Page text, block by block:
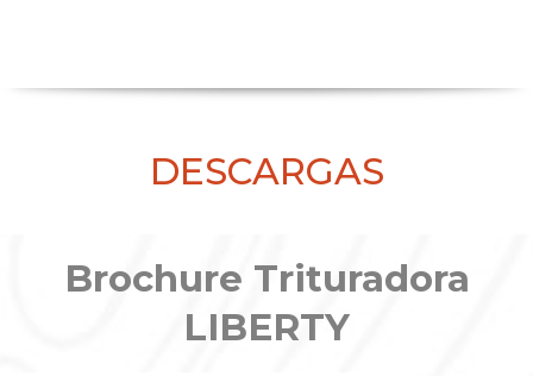
DESCARGAS
Brochure Trituradora
LIBERTY